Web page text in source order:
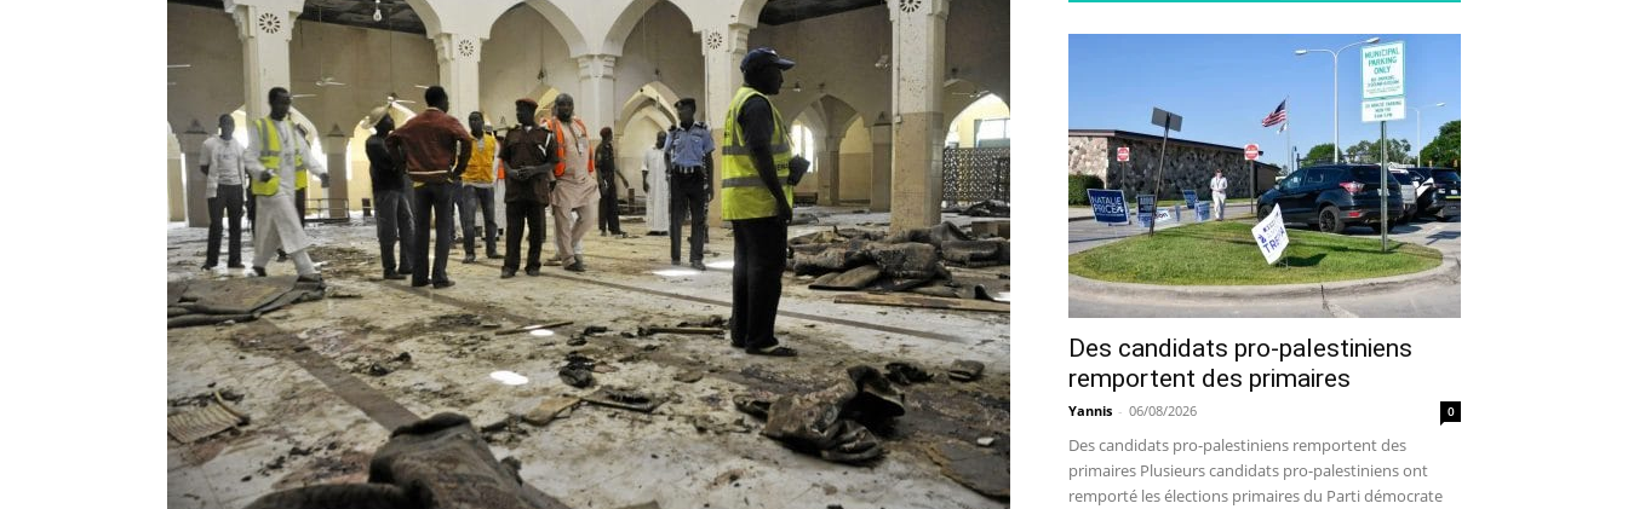
Des candidats pro-palestiniens
remportent des primaires
Yannis - 06/08/2026 0
Des candidats pro-palestiniens remportent des
primaires Plusieurs candidats pro-palestiniens ont
remporté les élections primaires du Parti démocrate